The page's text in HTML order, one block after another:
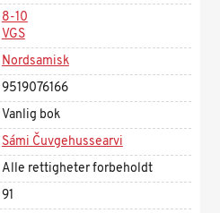
8-10
VGS
Nordsamisk
9519076166
Vanlig bok
Sámi Čuvgehussearvi
Alle rettigheter forbeholdt
91